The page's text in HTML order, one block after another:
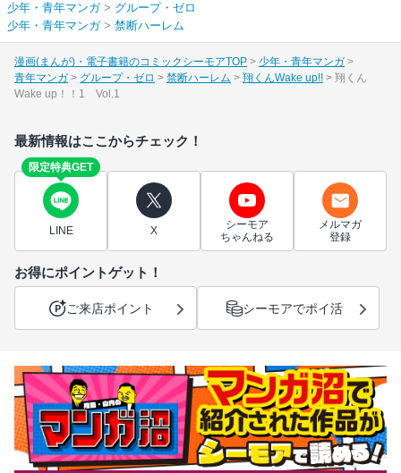
少年・青年マンガ> グループ・ゼロ
少年・青年マンガ> 禁断ハーレム
漫画(まんが)・電子書籍のコミックシーモアTOP
少年・青年マンガ
青年マンガ
グループ・ゼロ 禁断ハーレム 翔くんWake up!!
翔くん
Wake up！！1 Vol.1
最新情報はここからチェック！
限定特典GET
LINE X
シーモア
ちゃんねる
メルマガ
登録
お得にポイントゲット！
ご来店ポイント シーモアでポイ活